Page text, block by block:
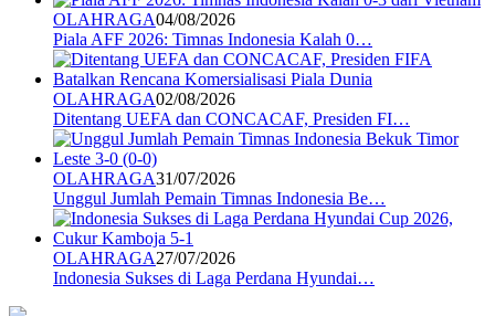
OLAHRAGA04/08/2026
Piala AFF 2026: Timnas Indonesia Kalah 0…
OLAHRAGA02/08/2026
Ditentang UEFA dan CONCACAF, Presiden FI…
OLAHRAGA31/07/2026
Unggul Jumlah Pemain Timnas Indonesia Be…
OLAHRAGA27/07/2026
Indonesia Sukses di Laga Perdana Hyundai…